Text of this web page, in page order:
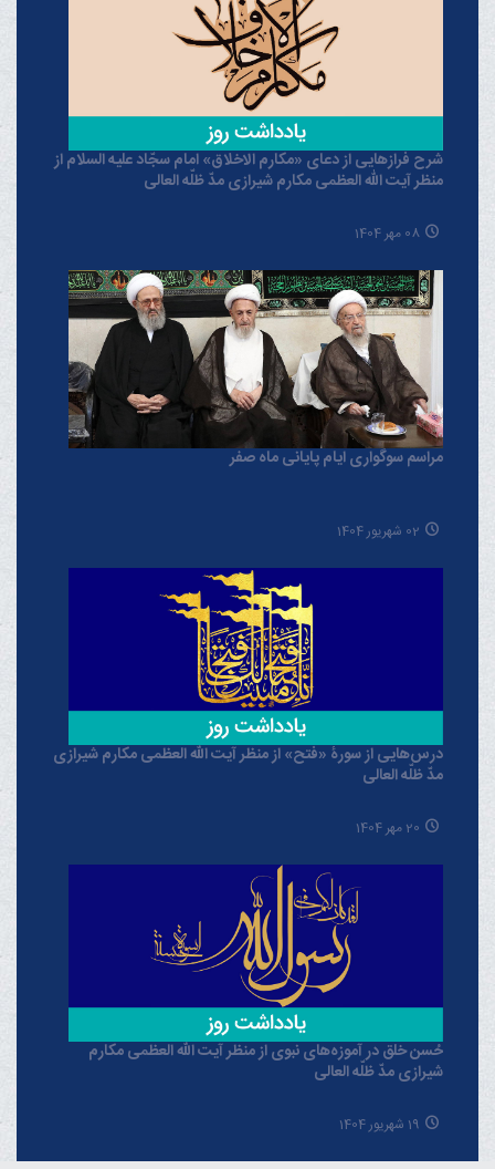
شرح فرازهایی از دعای «مکارم الاخلاق» امام سجّاد علیه السلام از
منظر آیت الله العظمی مکارم شیرازی مدّ ظلّه العالی
08 مهر 1404
مراسم سوگواری ایام پایانی ماه صفر
02 شهریور 1404
درس‌هایی از سورۀ «فتح» از منظر آیت الله العظمی مکارم شیرازی
مدّ ظلّه العالی
20 مهر 1404
حُسن خلق در آموزه‌های نبوی از منظر آیت الله العظمی مکارم
شیرازی مدّ ظلّه العالی
19 شهریور 1404